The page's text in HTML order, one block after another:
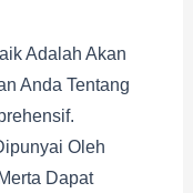
Adalah Akan
Anda Tentang
Oleh
Dapat